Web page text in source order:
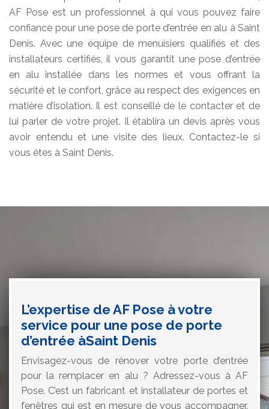
AF Pose est un professionnel à qui vous pouvez faire
confiance pour une pose de porte d’entrée en alu à Saint
Denis. Avec une équipe de menuisiers qualifiés et des
installateurs certifiés, il vous garantit une pose d’entrée
en alu installée dans les normes et vous offrant la
sécurité et le confort, grâce au respect des exigences en
matière d’isolation. Il est conseillé de le contacter et de
lui parler de votre projet. Il établira un devis après vous
avoir entendu et une visite des lieux. Contactez-le si
vous êtes à Saint Denis.
L’expertise de AF Pose à votre
service pour une pose de porte
d’entrée àSaint Denis
Envisagez-vous de rénover votre porte d’entrée
pour la remplacer en alu ? Adressez-vous à AF
Pose. C’est un fabricant et installateur de portes et
fenêtres qui est en mesure de vous accompagner.